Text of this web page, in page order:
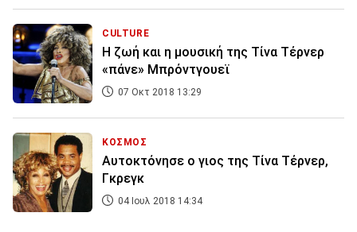
CULTURE
Η ζωή και η μουσική της Τίνα Τέρνερ
«πάνε» Μπρόντγουεϊ
07 Οκτ 2018 13:29
ΚΟΣΜΟΣ
Αυτοκτόνησε ο γιος της Τίνα Τέρνερ,
Γκρεγκ
04 Ιουλ 2018 14:34